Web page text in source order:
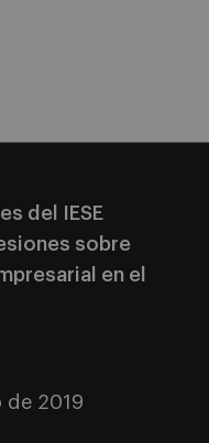
del IESE
sobre
en el
de 2019